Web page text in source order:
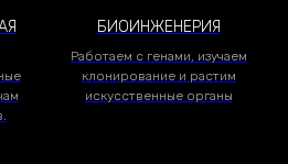
БИОИНЖЕНЕРИЯ
Работаем с генами, изучаем
клонирование и растим
искусственные органы